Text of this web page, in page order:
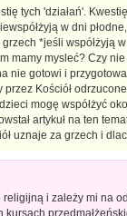
tych 'działań'.
w dni
*jeśli współżyją
mamy mysleć? Czy
nie gotowi i
Kościół
mogę współżyć
artykuł na ten
uznaje za grzech i
i zależy mi na